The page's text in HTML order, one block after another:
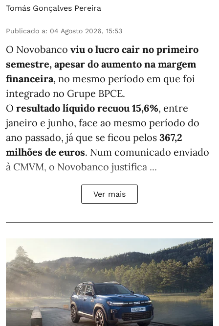
Tomás Gonçalves Pereira
Publicado a: 04 Agosto 2026, 15:53
O Novobanco viu o lucro cair no primeiro
semestre, apesar do aumento na margem
financeira, no mesmo período em que foi
integrado no Grupe BPCE.
O resultado líquido recuou 15,6%, entre
janeiro e junho, face ao mesmo período do
ano passado, já que se ficou pelos 367,2
milhões de euros. Num comunicado enviado
à CMVM, o Novobanco justifica ...
Ver mais